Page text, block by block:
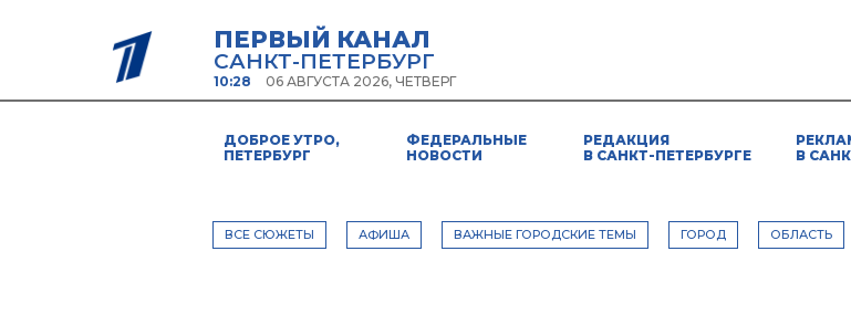
ПЕРВЫЙ КАНАЛ
САНКТ-ПЕТЕРБУРГ
10:28 06 АВГУСТА 2026, ЧЕТВЕРГ
ДОБРОЕ УТРО,
ПЕТЕРБУРГ
ФЕДЕРАЛЬНЫЕ
НОВОСТИ
РЕДАКЦИЯ
В САНКТ-ПЕТЕРБУРГЕ
В
ВСЕ СЮЖЕТЫ АФИША ВАЖНЫЕ ГОРОДСКИЕ ТЕМЫ ГОРОД ОБЛАСТЬ